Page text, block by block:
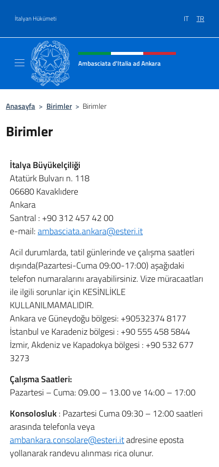
İtalyan Hükümeti IT TR
Site başlığı, sosyal medya ve
Ambasciata d'Italia ad Ankara
Anasayfa > Birimler > Birimler
Birimler
İtalya Büyükelçiliği
Atatürk Bulvarı n. 118
06680 Kavaklıdere
Ankara
Santral : +90 312 457 42 00
e-mail:ambasciata.ankara@esteri.it
Acil durumlarda, tatil günlerinde ve çalışma saatleri
dışında(Pazartesi-Cuma 09:00-17:00) aşağıdaki
telefon numaralarını arayabilirsiniz. Vize müracaatları
ile ilgili sorunlar için KESİNLİKLE
KULLANILMAMALIDIR.
Ankara ve Güneydoğu bölgesi: +90532374 8177
İstanbul ve Karadeniz bölgesi : +90 555 458 5844
İzmir, Akdeniz ve Kapadokya bölgesi : +90 532 677
3273
Çalışma Saatleri:
Pazartesi – Cuma: 09.00 – 13.00 ve 14:00 – 17:00
Konsolosluk: Pazartesi Cuma 09:30 – 12:00 saatleri
arasında telefonla veya
ambankara.consolare@esteri.itadresine eposta
yollanarak randevu alınması rica olunur.